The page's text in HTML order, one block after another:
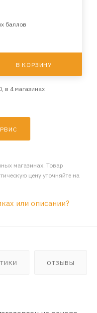
баллов
В КОРЗИНУ
в 4 магазинах
магазинах. Товар
цену уточняйте на
или описании?
ОТЗЫВЫ